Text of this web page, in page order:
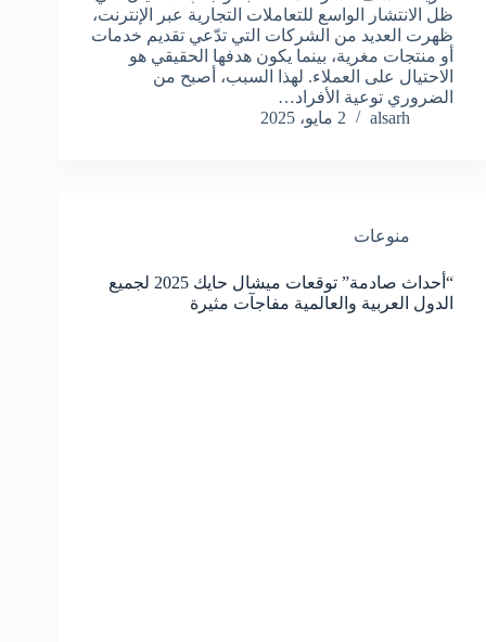
ظل الانتشار الواسع للتعاملات التجارية عبر الإنترنت،
ظهرت العديد من الشركات التي تدّعي تقديم خدمات
أو منتجات مغرية، بينما يكون هدفها الحقيقي هو
الاحتيال على العملاء. لهذا السبب، أصبح من
الضروري توعية الأفراد…
alsarh
2 مايو، 2025
منوعات
“أحداث صادمة” توقعات ميشال حايك 2025 لجميع
الدول العربية والعالمية مفاجآت مثيرة